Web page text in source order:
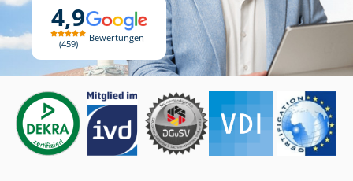
4,9
459
Bewertungen